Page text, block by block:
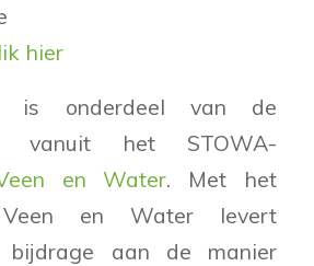
hier
is onderdeel van de
vanuit het STOWA-
en Water. Met het
Veen en Water levert
bijdrage aan de manier